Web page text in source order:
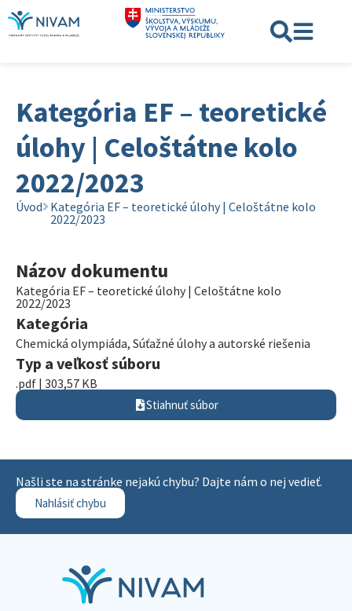
Kategória EF – teoretické
úlohy | Celoštátne kolo
2022/2023
Úvod Kategória EF – teoretické úlohy | Celoštátne kolo
2022/2023
Názov dokumentu
Kategória EF – teoretické úlohy | Celoštátne kolo
2022/2023
Kategória
Chemická olympiáda, Súťažné úlohy a autorské riešenia
Typ a veľkosť súboru
.pdf | 303,57 KB
Stiahnuť súbor
Našli ste na stránke nejakú chybu? Dajte nám o nej vedieť.
Nahlásiť chybu